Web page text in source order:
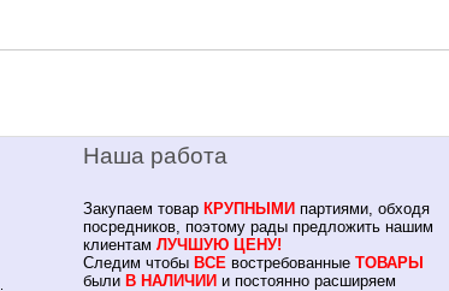
Наша работа
Закупаем товар КРУПНЫМИ партиями, обходя
посредников, поэтому рады предложить нашим
клиентам ЛУЧШУЮ ЦЕНУ!
Следим чтобы ВСЕ востребованные ТОВАРЫ
были В НАЛИЧИИ и постоянно расширяем